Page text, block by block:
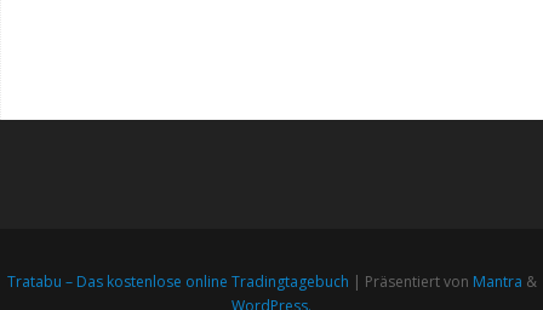
Tratabu – Das kostenlose online Tradingtagebuch | Präsentiert von Mantra &
WordPress.